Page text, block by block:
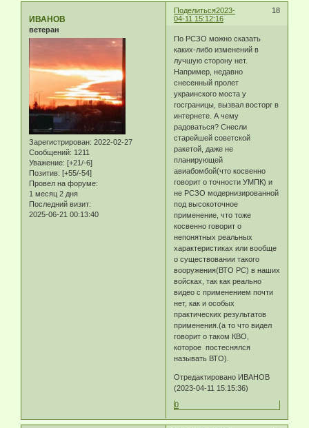
Поделиться 18
2023-
04-11 15:12:16
ИВАНОВ
ветеран
Зарегистрирован: 2022-02-27
Сообщений: 1211
Уважение: [+21/-6]
Позитив: [+55/-54]
Провел на форуме:
1 месяц 2 дня
Последний визит:
2025-06-21 00:13:40
По РСЗО можно сказать
каких-либо изменений в
лучшую сторону нет.
Например, недавно
снесенный пролет
украинского моста у
госграницы, вызвал восторг в
интернете. А чему
радоваться? Снесли
старейшей советской
ракетой, даже не
планирующей
авиабомбой(что косвенно
говорит о точности УМПК) и
не РСЗО модернизированной
под высокоточное
применение, что тоже
косвенно говорит о
непонятных реальных
характеристиках или вообще
о существовании такого
вооружения(ВТО РС) в наших
войсках, так как реально
видео с применением почти
нет, как и особых
практических результатов
применения.(а то что видел
говорит о таком КВО,
которое постеснялся
называть ВТО).
Отредактировано ИВАНОВ
(2023-04-11 15:15:36)
0